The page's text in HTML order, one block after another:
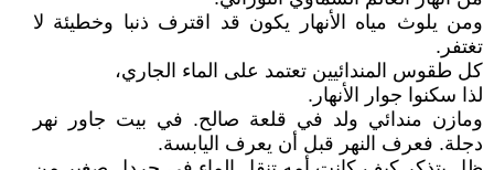
ومن يلوث مياه الأنهار يكون قد اقترف ذنبا وخطيئة لا
تغتفر.
كل طقوس المندائيين تعتمد على الماء الجاري،
لذا سكنوا جوار الأنهار.
ومازن مندائي ولد في قلعة صالح. في بيت جاور نهر
دجلة. فعرف النهر قبل أن يعرف اليابسة.